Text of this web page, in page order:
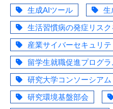
生成AIツール
生
生活習慣病の発症リス
産業サイバーセキュリテ
留学生就職促進プログラ
研究大学コンソーシアム
研究環境基盤部会